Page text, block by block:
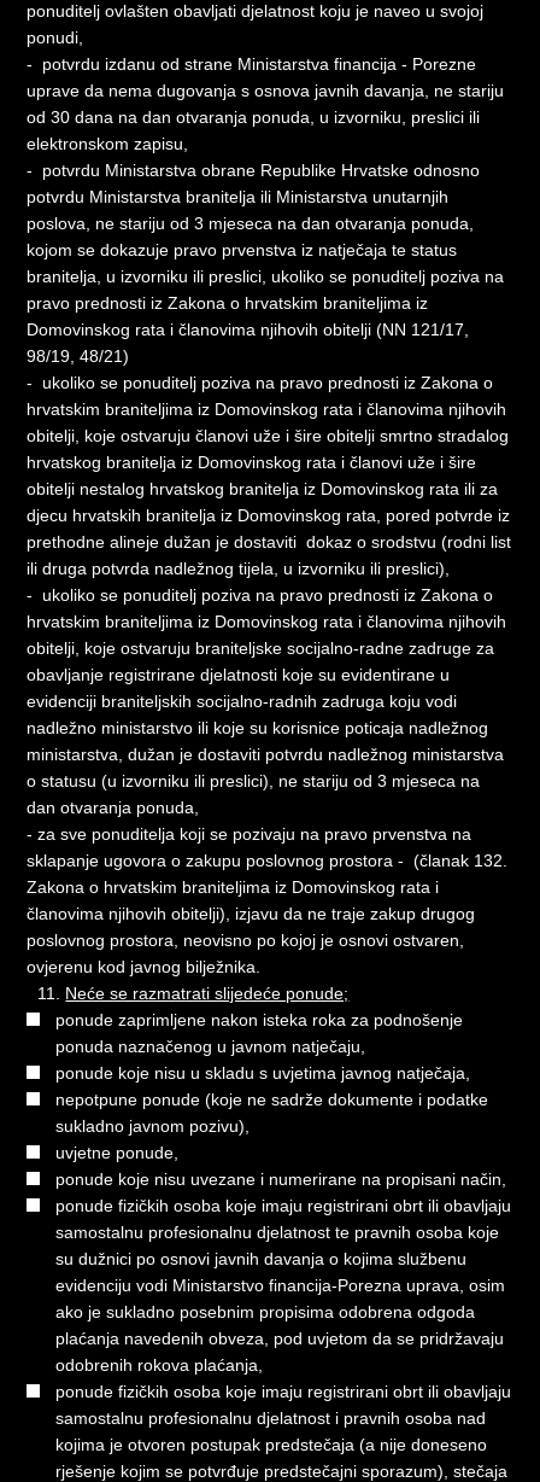
ponuditelj ovlašten obavljati djelatnost koju je naveo u svojoj
ponudi,
- potvrdu izdanu od strane Ministarstva financija - Porezne
uprave da nema dugovanja s osnova javnih davanja, ne stariju
od 30 dana na dan otvaranja ponuda, u izvorniku, preslici ili
elektronskom zapisu,
- potvrdu Ministarstva obrane Republike Hrvatske odnosno
potvrdu Ministarstva branitelja ili Ministarstva unutarnjih
poslova, ne stariju od 3 mjeseca na dan otvaranja ponuda,
kojom se dokazuje pravo prvenstva iz natječaja te status
branitelja, u izvorniku ili preslici, ukoliko se ponuditelj poziva na
pravo prednosti iz Zakona o hrvatskim braniteljima iz
Domovinskog rata i članovima njihovih obitelji (NN 121/17,
98/19, 48/21)
- ukoliko se ponuditelj poziva na pravo prednosti iz Zakona o
hrvatskim braniteljima iz Domovinskog rata i članovima njihovih
obitelji, koje ostvaruju članovi uže i šire obitelji smrtno stradalog
hrvatskog branitelja iz Domovinskog rata i članovi uže i šire
obitelji nestalog hrvatskog branitelja iz Domovinskog rata ili za
djecu hrvatskih branitelja iz Domovinskog rata, pored potvrde iz
prethodne alineje dužan je dostaviti dokaz o srodstvu (rodni list
ili druga potvrda nadležnog tijela, u izvorniku ili preslici),
- ukoliko se ponuditelj poziva na pravo prednosti iz Zakona o
hrvatskim braniteljima iz Domovinskog rata i članovima njihovih
obitelji, koje ostvaruju braniteljske socijalno-radne zadruge za
obavljanje registrirane djelatnosti koje su evidentirane u
evidenciji braniteljskih socijalno-radnih zadruga koju vodi
nadležno ministarstvo ili koje su korisnice poticaja nadležnog
ministarstva, dužan je dostaviti potvrdu nadležnog ministarstva
o statusu (u izvorniku ili preslici), ne stariju od 3 mjeseca na
dan otvaranja ponuda,
- za sve ponuditelja koji se pozivaju na pravo prvenstva na
sklapanje ugovora o zakupu poslovnog prostora - (članak 132.
Zakona o hrvatskim braniteljima iz Domovinskog rata i
članovima njihovih obitelji), izjavu da ne traje zakup drugog
poslovnog prostora, neovisno po kojoj je osnovi ostvaren,
ovjerenu kod javnog bilježnika.
Neće se razmatrati slijedeće ponude;
ponude zaprimljene nakon isteka roka za podnošenje
ponuda naznačenog u javnom natječaju,
ponude koje nisu u skladu s uvjetima javnog natječaja,
nepotpune ponude (koje ne sadrže dokumente i podatke
sukladno javnom pozivu),
uvjetne ponude,
ponude koje nisu uvezane i numerirane na propisani način,
ponude fizičkih osoba koje imaju registrirani obrt ili obavljaju
samostalnu profesionalnu djelatnost te pravnih osoba koje
su dužnici po osnovi javnih davanja o kojima službenu
evidenciju vodi Ministarstvo financija-Porezna uprava, osim
ako je sukladno posebnim propisima odobrena odgoda
plaćanja navedenih obveza, pod uvjetom da se pridržavaju
odobrenih rokova plaćanja,
ponude fizičkih osoba koje imaju registrirani obrt ili obavljaju
samostalnu profesionalnu djelatnost i pravnih osoba nad
kojima je otvoren postupak predstečaja (a nije doneseno
rješenje kojim se potvrđuje predstečajni sporazum), stečaja